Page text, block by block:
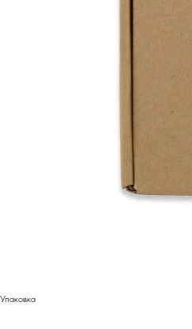
Упаковка